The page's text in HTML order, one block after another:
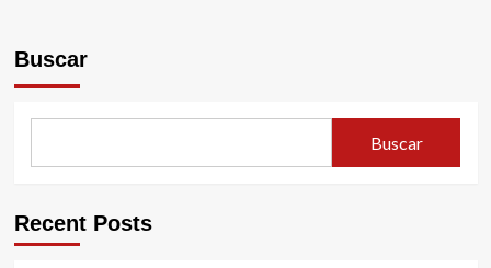
Buscar
Buscar
Recent Posts